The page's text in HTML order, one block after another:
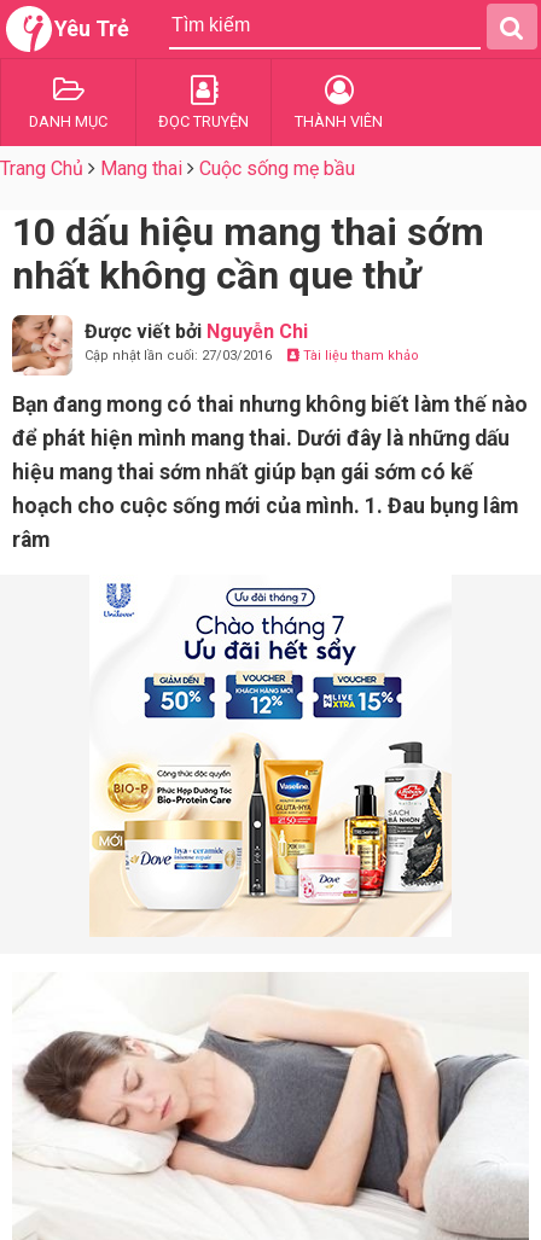
Yêu Trẻ
DANH MỤC ĐỌC TRUYỆN THÀNH VIÊN
Trang Chủ Mang thai Cuộc sống mẹ bầu
10 dấu hiệu mang thai sớm
nhất không cần que thử
Được viết bởi Nguyễn Chi
Cập nhật lần cuối: 27/03/2016 Tài liệu tham khảo
Bạn đang mong có thai nhưng không biết làm thế nào
để phát hiện mình mang thai. Dưới đây là những dấu
hiệu mang thai sớm nhất giúp bạn gái sớm có kế
hoạch cho cuộc sống mới của mình. 1. Đau bụng lâm
râm